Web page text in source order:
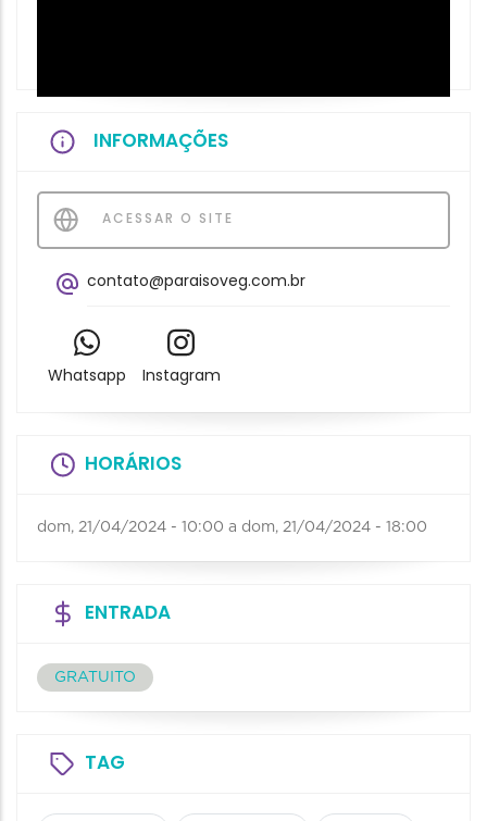
INFORMAÇÕES
ACESSAR O SITE
contato@paraisoveg.com.br
Whatsapp Instagram
HORÁRIOS
dom, 21/04/2024 - 10:00 a dom, 21/04/2024 - 18:00
ENTRADA
GRATUITO
TAG